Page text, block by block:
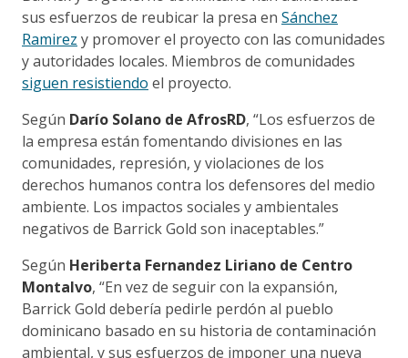
sus esfuerzos de reubicar la presa en Sánchez
Ramirez y promover el proyecto con las comunidades
y autoridades locales. Miembros de comunidades
siguen resistiendo el proyecto.
Según Darío Solano de AfrosRD, “Los esfuerzos de
la empresa están fomentando divisiones en las
comunidades, represión, y violaciones de los
derechos humanos contra los defensores del medio
ambiente. Los impactos sociales y ambientales
negativos de Barrick Gold son inaceptables.”
Según Heriberta Fernandez Liriano de Centro
Montalvo, “En vez de seguir con la expansión,
Barrick Gold debería pedirle perdón al pueblo
dominicano basado en su historia de contaminación
ambiental, y sus esfuerzos de imponer una nueva